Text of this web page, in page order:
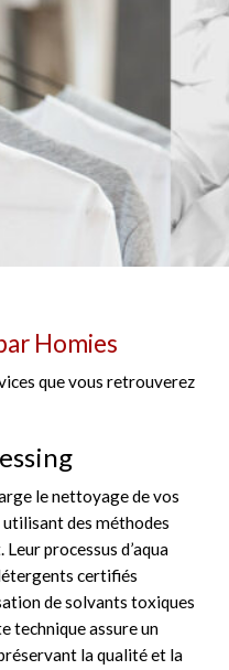
Homies
que vous retrouverez
le nettoyage de vos
des méthodes
processus d’aqua
certifiés
de solvants toxiques
technique assure un
la qualité et la